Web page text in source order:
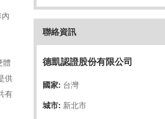
聯絡資訊
德凱認證股份有限公司
國家: 台灣
城市: 新北市
體
供
有